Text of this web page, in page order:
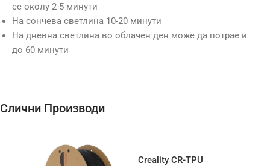
се околу 2-5 минути
На сончева светлина 10-20 минути
На дневна светлина во облачен ден може да потрае и
до 60 минути
Слични Производи
Creality CR-TPU